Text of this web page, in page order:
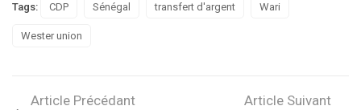
Tags: CDP Sénégal transfert d'argent Wari
Wester union
Article Précédant Article Suivant